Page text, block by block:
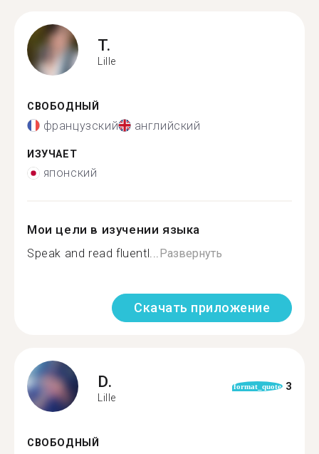
T.
Lille
СВОБОДНЫЙ
французский английский
ИЗУЧАЕТ
японский
Мои цели в изучении языка
Speak and read fluentl...Развернуть
Скачать приложение
D.
Lille
format_quote 3
СВОБОДНЫЙ